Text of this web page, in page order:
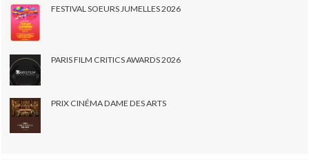
FESTIVAL SOEURS JUMELLES 2026
PARIS FILM CRITICS AWARDS 2026
PRIX CINÉMA DAME DES ARTS